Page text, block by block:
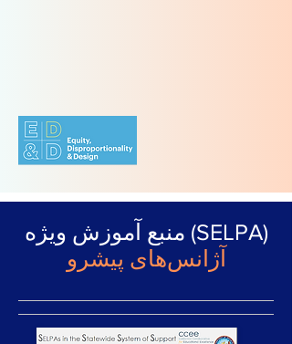
منبع آموزش ویژه (SELPA)
آژانس‌های پیشرو